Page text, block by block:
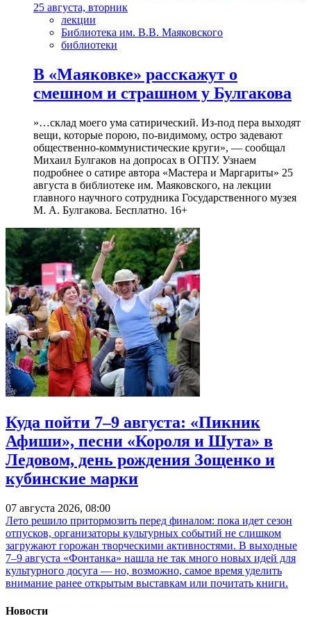
25 августа, вторник
лекции
Библиотека им. В.В. Маяковского
библиотеки
В «Маяковке» расскажут о
смешном и страшном у Булгакова
»…склад моего ума сатирический. Из-под пера выходят
вещи, которые порою, по-видимому, остро задевают
общественно-коммунистические круги», — сообщал
Михаил Булгаков на допросах в ОГПУ. Узнаем
подробнее о сатире автора «Мастера и Маргариты» 25
августа в библиотеке им. Маяковского, на лекции
главного научного сотрудника Государственного музея
М. А. Булгакова. Бесплатно. 16+
Куда пойти 7–9 августа: «Пикник
Афиши», песни «Короля и Шута» в
Ледовом, день рождения Зощенко и
кубинские марки
07 августа 2026, 08:00
Лето решило притормозить перед финалом: пока идет сезон
отпусков, организаторы культурных событий не слишком
загружают горожан творческими активностями. В выходные
7–9 августа «Фонтанка» нашла не так много новых идей для
культурного досуга — но, возможно, самое время уделить
внимание ранее открытым выставкам или почитать книги.
Новости